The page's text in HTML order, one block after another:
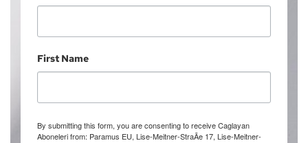
First Name
By submitting this form, you are consenting to receive Caglayan
Aboneleri from: Paramus EU, Lise-Meitner-StraÃe 17, Lise-Meitner-